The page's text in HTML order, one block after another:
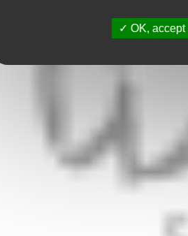
OK, accept